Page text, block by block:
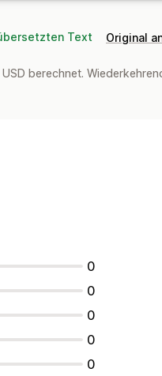
Text Original
berechnet.
0
0
0
0
0